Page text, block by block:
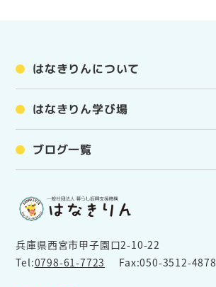
はなきりんについて
はなきりん学び場
ブログ一覧
兵庫県西宮市甲子園口2-10-22
Tel:0798-61-7723 Fax:050-3512-4878